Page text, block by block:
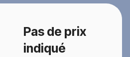
Pas de prix
indiqué